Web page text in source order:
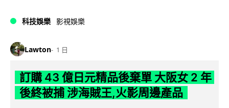
科技娛樂 影視娛樂
Lawton 1 日
訂購 43 億日元精品後棄單 大阪女 2 年
後終被捕 涉海賊王,火影周邊產品